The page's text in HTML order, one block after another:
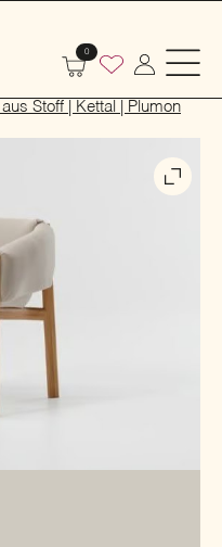
0
Stoff | Kettal | Plumon